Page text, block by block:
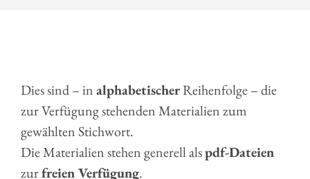
Dies sind – inalphabetischerReihenfolge – die
zur Verfügung stehenden Materialien zum
gewählten Stichwort.
Die Materialien stehen generell alspdf-Dateien
zurfreien Verfügung.